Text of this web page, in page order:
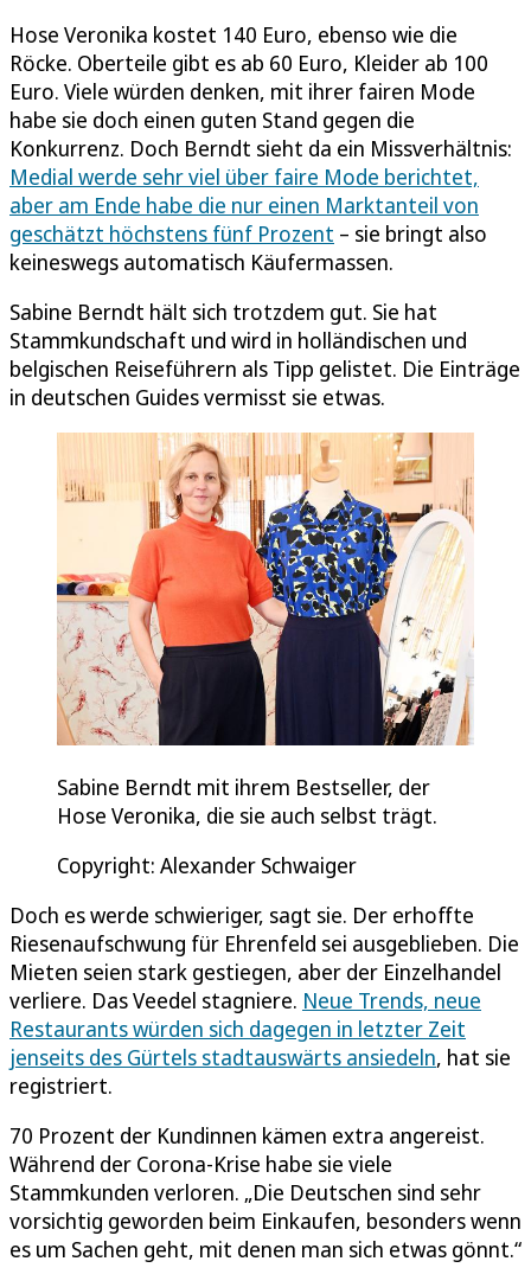
Hose Veronika kostet 140 Euro, ebenso wie die
Röcke. Oberteile gibt es ab 60 Euro, Kleider ab 100
Euro. Viele würden denken, mit ihrer fairen Mode
habe sie doch einen guten Stand gegen die
Konkurrenz. Doch Berndt sieht da ein Missverhältnis:
Medial werde sehr viel über faire Mode berichtet,
aber am Ende habe die nur einen Marktanteil von
geschätzt höchstens fünf Prozent – sie bringt also
keineswegs automatisch Käufermassen.
Sabine Berndt hält sich trotzdem gut. Sie hat
Stammkundschaft und wird in holländischen und
belgischen Reiseführern als Tipp gelistet. Die Einträge
in deutschen Guides vermisst sie etwas.
Sabine Berndt mit ihrem Bestseller, der
Hose Veronika, die sie auch selbst trägt.
Copyright: Alexander Schwaiger
Doch es werde schwieriger, sagt sie. Der erhoffte
Riesenaufschwung für Ehrenfeld sei ausgeblieben. Die
Mieten seien stark gestiegen, aber der Einzelhandel
verliere. Das Veedel stagniere. Neue Trends, neue
Restaurants würden sich dagegen in letzter Zeit
jenseits des Gürtels stadtauswärts ansiedeln, hat sie
registriert.
70 Prozent der Kundinnen kämen extra angereist.
Während der Corona-Krise habe sie viele
Stammkunden verloren. „Die Deutschen sind sehr
vorsichtig geworden beim Einkaufen, besonders wenn
es um Sachen geht, mit denen man sich etwas gönnt.“